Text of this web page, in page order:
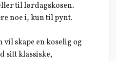
til lørdagskosen.
noe i, kun til pynt.
skape en koselig og
sitt klassiske,